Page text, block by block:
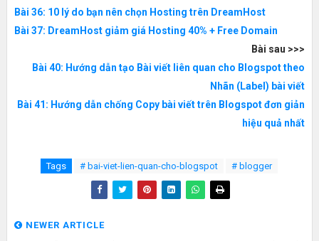
Bài 36: 10 lý do bạn nên chọn Hosting trên DreamHost
Bài 37: DreamHost giảm giá Hosting 40% + Free Domain
Bài sau >>>
Bài 40: Hướng dẫn tạo Bài viết liên quan cho Blogspot theo
Nhãn (Label) bài viết
Bài 41: Hướng dẫn chống Copy bài viết trên Blogspot đơn giản
hiệu quả nhất
Tags # bai-viet-lien-quan-cho-blogspot # blogger
NEWER ARTICLE